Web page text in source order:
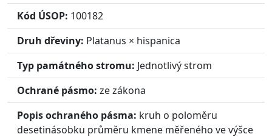
Kód ÚSOP: 100182
Druh dřeviny: Platanus × hispanica
Typ památného stromu: Jednotlivý strom
Ochrané pásmo: ze zákona
Popis ochraného pásma: kruh o poloměru
desetinásobku průměru kmene měřeného ve výšce